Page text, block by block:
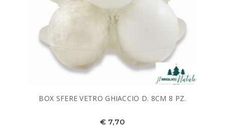
BOX SFERE VETRO GHIACCIO D. 8CM 8 PZ.
€ 7,70